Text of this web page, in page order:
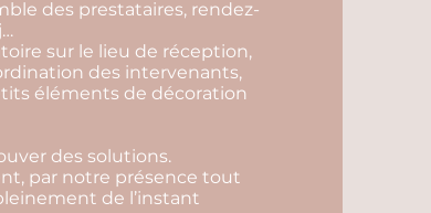
des prestataires, rendez-
sur le lieu de réception,
des intervenants,
éléments de décoration
des solutions.
par notre présence tout
de l’instant